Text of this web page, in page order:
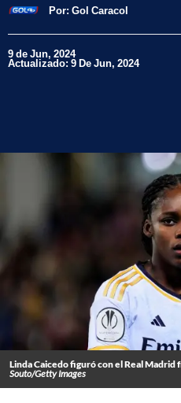
Por: Gol Caracol
9 de Jun, 2024
Actualizado: 9 De Jun, 2024
Linda Caicedo figuró con el Real Madrid
Souto/Getty Images